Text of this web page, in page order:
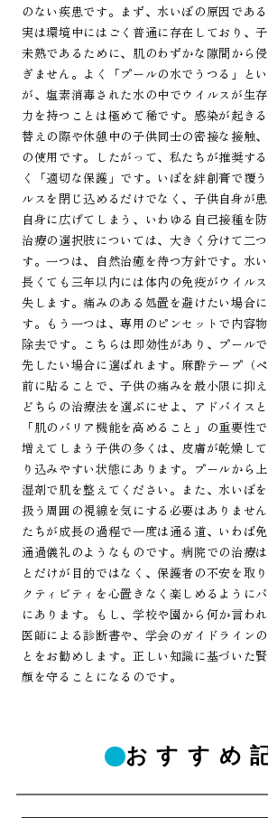
のない疾患です。まず、水いぼの原因である
実は環境中にはごく普通に存在しており、
未熟であるために、肌のわずかな隙間から
ぎません。よく「プールの水でうつる」と
が、塩素消毒された水の中でウイルスが生
力を持つことは極めて稀です。感染が起き
替えの際や休憩中の子供同士の密接な接触
の使用です。したがって、私たちが推奨す
く「適切な保護」です。いぼを絆創膏で覆
ルスを閉じ込めるだけでなく、子供自身が
自身に広げてしまう、いわゆる自己接種を
治療の選択肢については、大きく分けて二
す。一つは、自然治癒を待つ方針です。水い
長くても三年以内には体内の免疫がウイル
失します。痛みのある処置を避けたい場合
す。もう一つは、専用のピンセットで内容
除去です。こちらは即効性があり、プール
先したい場合に選ばれます。麻酔テープ（
前に貼ることで、子供の痛みを最小限に抑え
どちらの治療法を選ぶにせよ、アドバイス
「肌のバリア機能を高めること」の重要性
増えてしまう子供の多くは、皮膚が乾燥し
り込みやすい状態にあります。プールから
湿剤で肌を整えてください。また、水いぼ
扱う周囲の視線を気にする必要はありませ
たちが成長の過程で一度は通る道、いわば
通過儀礼のようなものです。病院での治療
とだけが目的ではなく、保護者の不安を取
クティビティを心置きなく楽しめるように
にあります。もし、学校や園から何か言われ
医師による診断書や、学会のガイドライン
とをお勧めします。正しい知識に基づいた
顔を守ることになるのです。
おすすめ